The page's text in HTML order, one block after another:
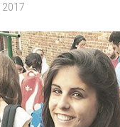
2017